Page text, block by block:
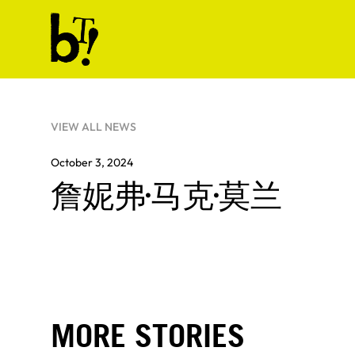
Skip to content
Ballet Tech
VIEW ALL NEWS
October 3, 2024
詹妮弗·马克·莫兰
MORE STORIES